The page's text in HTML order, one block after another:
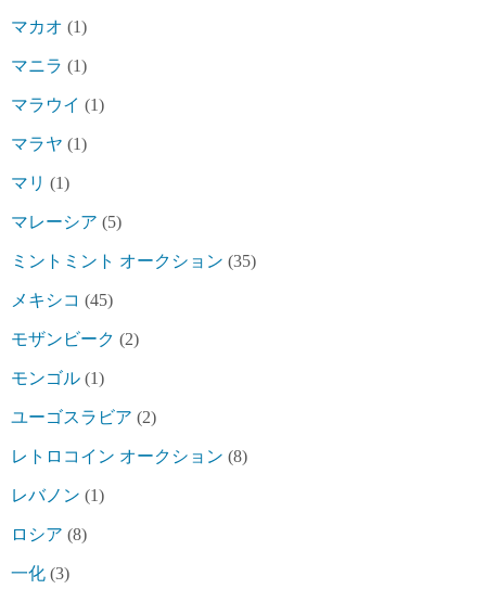
マカオ (1)
マニラ (1)
マラウイ (1)
マラヤ (1)
マリ (1)
マレーシア (5)
ミントミント オークション (35)
メキシコ (45)
モザンビーク (2)
モンゴル (1)
ユーゴスラビア (2)
レトロコイン オークション (8)
レバノン (1)
ロシア (8)
一化 (3)